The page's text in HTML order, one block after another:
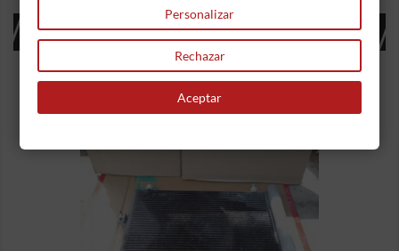
16 OTROS PRODUCTOS EN LA MISMA
CATEGORÍA:
Personalizar
Rechazar
Aceptar